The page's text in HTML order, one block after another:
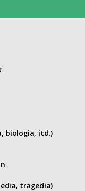
biologia, itd.)
tragedia)